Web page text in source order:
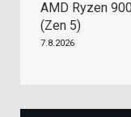
AMD Ryzen
(Zen 5)
7.8.2026